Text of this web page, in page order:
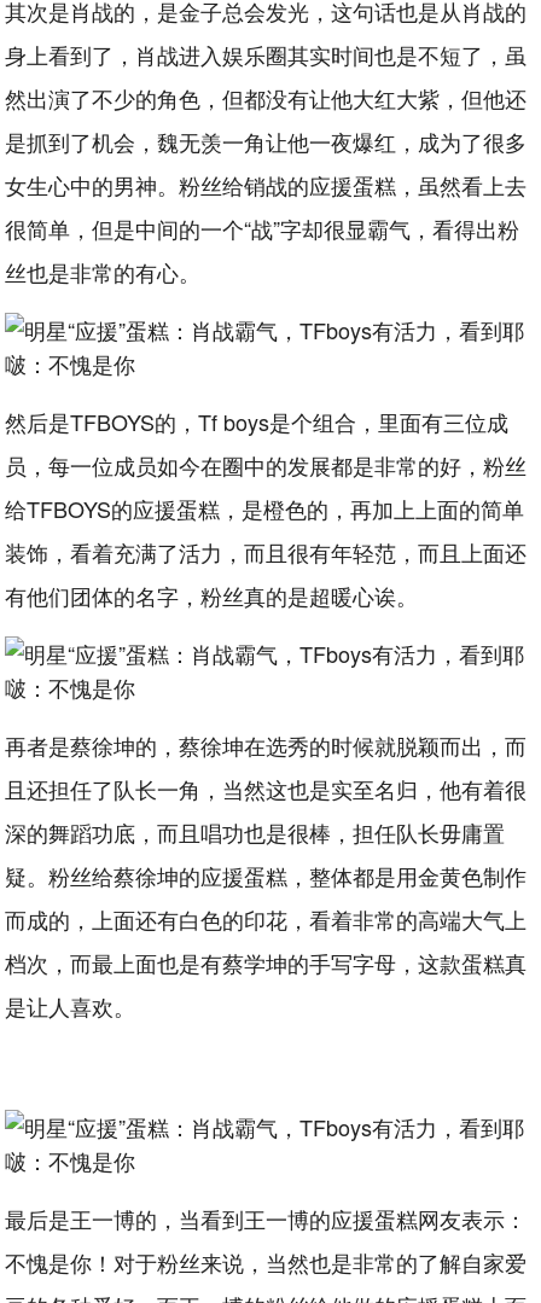
其次是肖战的，是金子总会发光，这句话也是从肖战的
身上看到了，肖战进入娱乐圈其实时间也是不短了，虽
然出演了不少的角色，但都没有让他大红大紫，但他还
是抓到了机会，魏无羡一角让他一夜爆红，成为了很多
女生心中的男神。粉丝给销战的应援蛋糕，虽然看上去
很简单，但是中间的一个“战”字却很显霸气，看得出粉
丝也是非常的有心。
然后是TFBOYS的，Tf boys是个组合，里面有三位成
员，每一位成员如今在圈中的发展都是非常的好，粉丝
给TFBOYS的应援蛋糕，是橙色的，再加上上面的简单
装饰，看着充满了活力，而且很有年轻范，而且上面还
有他们团体的名字，粉丝真的是超暖心诶。
再者是蔡徐坤的，蔡徐坤在选秀的时候就脱颖而出，而
且还担任了队长一角，当然这也是实至名归，他有着很
深的舞蹈功底，而且唱功也是很棒，担任队长毋庸置
疑。粉丝给蔡徐坤的应援蛋糕，整体都是用金黄色制作
而成的，上面还有白色的印花，看着非常的高端大气上
档次，而最上面也是有蔡学坤的手写字母，这款蛋糕真
是让人喜欢。
最后是王一博的，当看到王一博的应援蛋糕网友表示：
不愧是你！对于粉丝来说，当然也是非常的了解自家爱